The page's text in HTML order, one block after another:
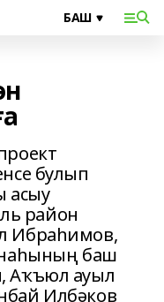
булып
асыу
район
Ибраһимов,
баш
Аҡъюл ауыл
Илбәков